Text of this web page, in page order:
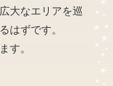
大なエリアを巡
はずです。
す。